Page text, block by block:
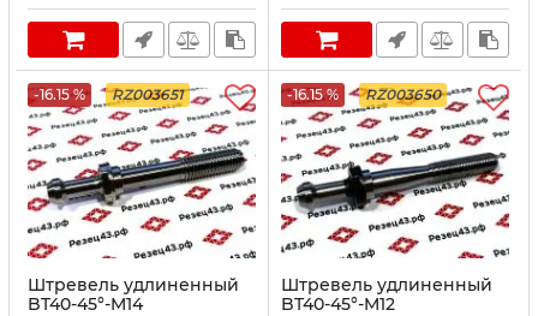
-16.15 % RZ003651
Штревель удлиненный
BT40-45°-M14
-16.15 % RZ003650
Штревель удлиненный
BT40-45°-M12